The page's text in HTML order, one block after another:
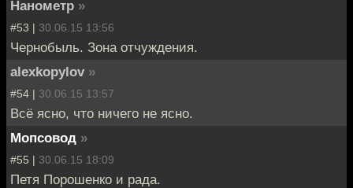
Нанометр »
#53 | 30.06.15 13:56
Чернобыль. Зона отчуждения.
alexkopylov »
#54 | 30.06.15 13:57
Всё ясно, что ничего не ясно.
Мопсовод »
#55 | 30.06.15 18:09
Петя Порошенко и рада.